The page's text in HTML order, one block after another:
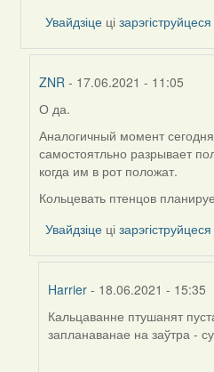
ZNR
Увайдзіце цізарэгіструйцеся
ZNR - 17.06.2021 - 11:05
In
reply
to
by
О да.
Аналогичный момент
самостоятльно разрывает
когда им в рот положат.
Кольцевать птенцов
Увайдзіце цізарэгіструйцеся
Harrier- 18.06.2021 - 15:35
In
reply
Кальцаванне птушанят
запланаванае на заўтра -